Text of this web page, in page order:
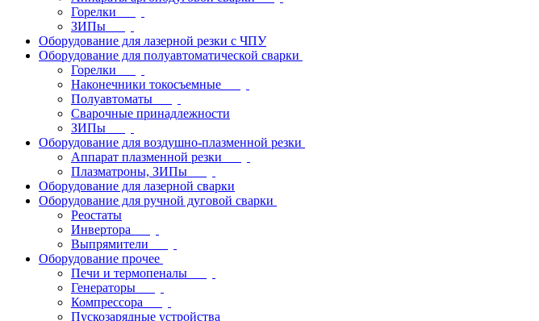
Горелки
ЗИПы
Оборудование для лазерной резки с ЧПУ
Оборудование для полуавтоматической сварки
Горелки
Наконечники токосъемные
Полуавтоматы
Сварочные принадлежности
ЗИПы
Оборудование для воздушно-плазменной резки
Аппарат плазменной резки
Плазматроны, ЗИПы
Оборудование для лазерной сварки
Оборудование для ручной дуговой сварки
Реостаты
Инвертора
Выпрямители
Оборудование прочее
Печи и термопеналы
Генераторы
Компрессора
Пускозарядные устройства